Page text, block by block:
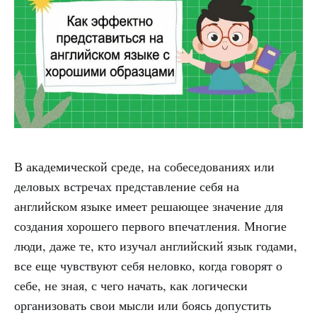
В академической среде, на собеседованиях или
деловых встречах представление себя на
английском языке имеет решающее значение для
создания хорошего первого впечатления. Многие
люди, даже те, кто изучал английский язык годами,
все еще чувствуют себя неловко, когда говорят о
себе, не зная, с чего начать, как логически
организовать свои мысли или боясь допустить